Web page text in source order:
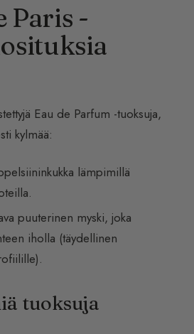
Paris -
Eau de Parfum -tuoksuja,
kylmää:
lämpimillä
puuterinen myski, joka
iholla (täydellinen
tuoksuja